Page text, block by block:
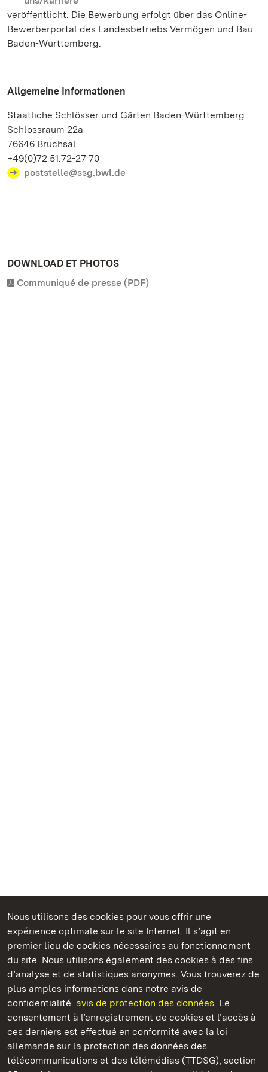
Nous utilisons des cookies pour vous offrir une
expérience optimale sur le site Internet. Il s’agit en
premier lieu de cookies nécessaires au fonctionnement
du site. Nous utilisons également des cookies à des fins
d’analyse et de statistiques anonymes. Vous trouverez de
plus amples informations dans notre avis de
confidentialité. avis de protection des données. Le
consentement à l’enregistrement de cookies et l’accès à
ces derniers est effectué en conformité avec la loi
allemande sur la protection des données des
télécommunications et des télémédias (TTDSG), section
veröffentlicht. Die Bewerbung erfolgt über das Online-
Bewerberportal des Landesbetriebs Vermögen und Bau
Baden-Württemberg.
Allgemeine Informationen
Staatliche Schlösser und Gärten Baden-Württemberg
Schlossraum 22a
76646 Bruchsal
+49(0)72 51.72-27 70
poststelle@ssg.bwl.de
DOWNLOAD ET PHOTOS
Communiqué de presse (PDF)
Châteaux et jardins publics du Bade-Wurtemberg
Château résidentiel de Mergentheim
Châteaux et jardins publics du Bade-Wurtemberg
FAQ et réponsesMentions légalesProtection des données